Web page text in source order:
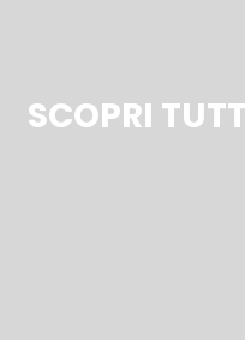
SCOPRI